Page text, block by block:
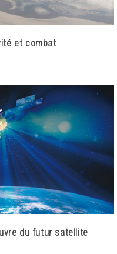
et combat
du futur satellite